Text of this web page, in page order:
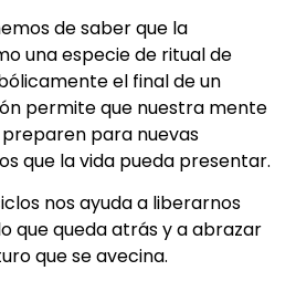
de saber que la
una especie de ritual de
el final de un
permite que nuestra mente
para nuevas
que la vida pueda presentar.
nos ayuda a liberarnos
que queda atrás y a abrazar
que se avecina.